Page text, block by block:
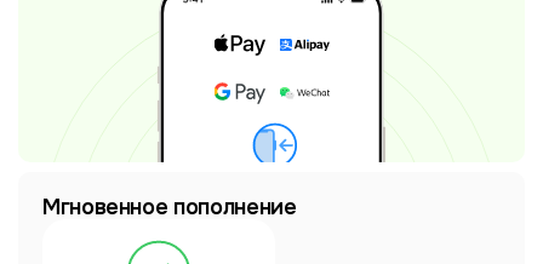
Мгновенное пополнение